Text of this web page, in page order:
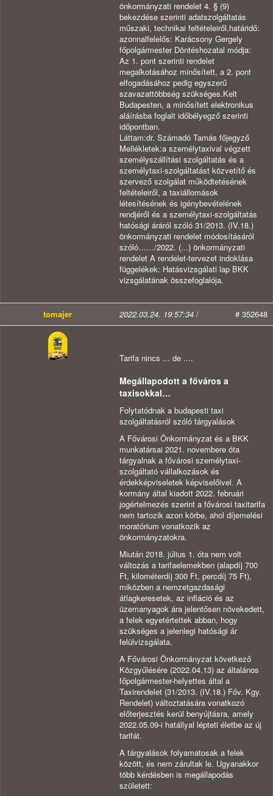
önkormányzati rendelet 4. § (9)
bekezdése szerinti adatszolgáltatás
műszaki, technikai feltételeiről.határidő:
azonnalfelelős: Karácsony Gergely
főpolgármester Döntéshozatal módja:
Az 1. pont szerinti rendelet
megalkotásához minősített, a 2. pont
elfogadásához pedig egyszerű
szavazattöbbség szükséges.Kelt
Budapesten, a minősített elektronikus
aláírásba foglalt időbélyegző szerinti
időpontban.
Láttam:dr. Számadó Tamás főjegyző
Mellékletek:a személytaxival végzett
személyszállítási szolgáltatás és a
személytaxi-szolgáltatást közvetítő és
szervező szolgálat működtetésének
feltételeiről, a taxiállomások
létesítésének és igénybevételének
rendjéről és a személytaxi-szolgáltatás
hatósági áráról szóló 31/2013. (IV.18.)
önkormányzati rendelet módosításáról
szóló……/2022. (...) önkormányzati
rendelet A rendelet-tervezet indoklása
függelékek: Hatásvizsgálati lap BKK
vizsgálatának összefoglalója.
tomajer 2022.03.24. 19:57:34 / # 352648
Tarifa nincs ... de ....
Megállapodott a főváros a
taxisokkal…
Folytatódnak a budapesti taxi
szolgáltatásról szóló tárgyalások
A Fővárosi Önkormányzat és a BKK
munkatársai 2021. novembere óta
tárgyalnak a fővárosi személytaxi-
szolgáltató vállalkozások és
érdekképviseletek képviselőivel. A
kormány által kiadott 2022. februári
jogértelmezés szerint a fővárosi taxitarifa
nem tartozik azon körbe, ahol díjemelési
moratórium vonatkozik az
önkormányzatokra.
Miután 2018. július 1. óta nem volt
változás a tarifaelemekben (alapdíj 700
Ft, kilométerdíj 300 Ft, percdíj 75 Ft),
miközben a nemzetgazdasági
átlagkeresetek, az infláció és az
üzemanyagok ára jelentősen növekedett,
a felek egyetértettek abban, hogy
szükséges a jelenlegi hatósági ár
felülvizsgálata.
A Fővárosi Önkormányzat következő
Közgyűlésére (2022.04.13) az általános
főpolgármester-helyettes által a
Taxirendelet (31/2013. (IV.18.) Főv. Kgy.
Rendelet) változtatására vonatkozó
előterjesztés kerül benyújtásra, amely
2022.05.09-i hatállyal lépteti életbe az új
tarifát.
A tárgyalások folyamatosak a felek
között, és nem zárultak le. Ugyanakkor
több kérdésben is megállapodás
született: